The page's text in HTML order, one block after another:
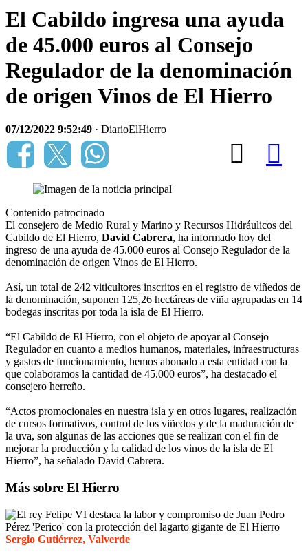
El Cabildo ingresa una ayuda
de 45.000 euros al Consejo
Regulador de la denominación
de origen Vinos de El Hierro
07/12/2022 9:52:49 · DiarioElHierro
Contenido patrocinado
El consejero de Medio Rural y Marino y Recursos Hidráulicos del
Cabildo de El Hierro, David Cabrera, ha informado hoy del
ingreso de una ayuda de 45.000 euros al Consejo Regulador de la
denominación de origen Vinos de El Hierro.
Así, un total de 242 viticultores inscritos en el registro de viñedos de
la denominación, suponen 125,26 hectáreas de viña agrupadas en 14
bodegas inscritas por toda la isla de El Hierro.
“El Cabildo de El Hierro, con el objeto de apoyar al Consejo
Regulador en cuanto a medios humanos, materiales, infraestructuras
y gastos de funcionamiento, hemos abonado a esta entidad con la
que colaboramos la cantidad de 45.000 euros”, ha destacado el
consejero herreño.
“Actos promocionales en nuestra isla y en otros lugares, realización
de cursos formativos, control de los viñedos y de la maduración de
la uva, son algunas de las acciones que se realizan con el fin de
mejorar la producción y la calidad de los vinos de la isla de El
Hierro”, ha señalado David Cabrera.
Más sobre El Hierro
Sergio Gutiérrez, Valverde